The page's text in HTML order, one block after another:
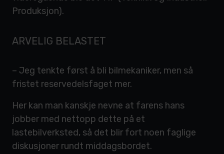
Produksjon).
ARVELIG BELASTET
– Jeg tenkte først å bli bilmekaniker, men så
fristet reservedelsfaget mer.
Her kan man kanskje nevne at farens hans
jobber med nettopp dette på et
lastebilverksted, så det blir fort noen faglige
diskusjoner rundt middagsbordet.